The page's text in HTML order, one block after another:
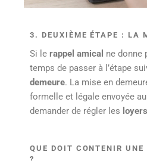
3. DEUXIÈME ÉTAPE : LA
Si le rappel amical ne donne
temps de passer à l’étape
demeure. La mise en
formelle et légale envoyée
demander de régler les
QUE DOIT CONTENIR UNE
?